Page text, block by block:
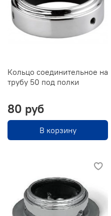
Кольцо соединительное на
трубу 50 под полки
80 руб
В корзину